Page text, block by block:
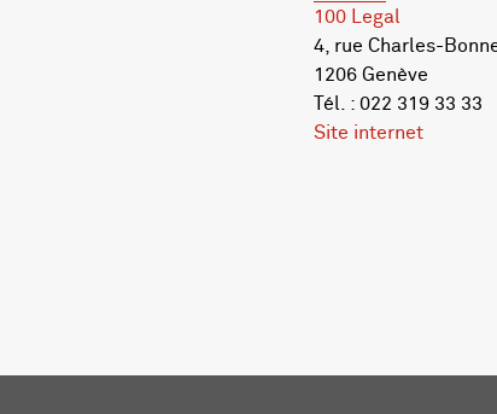
100 Legal
4, rue Charles-
1206 Genève
Tél. : 022 319 33 33
Site internet